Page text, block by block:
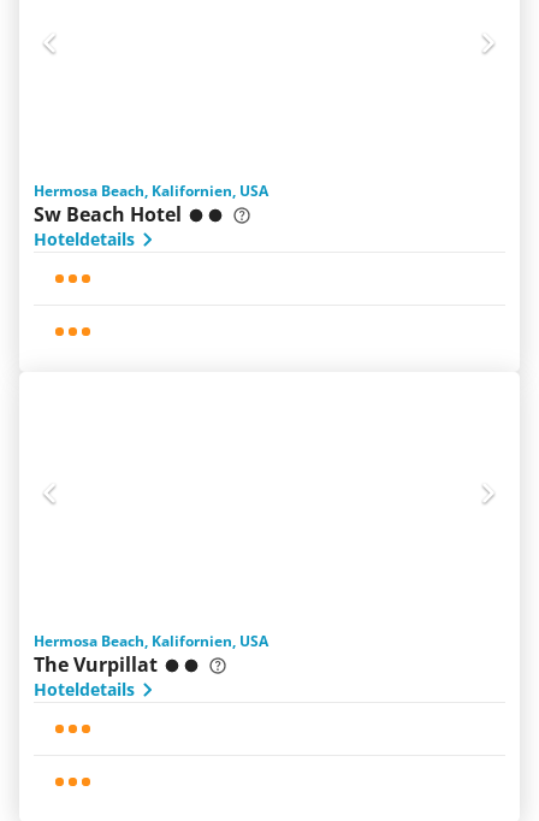
Hermosa Beach, Kalifornien, USA
Sw Beach Hotel
Hoteldetails
Hermosa Beach, Kalifornien, USA
The Vurpillat
Hoteldetails